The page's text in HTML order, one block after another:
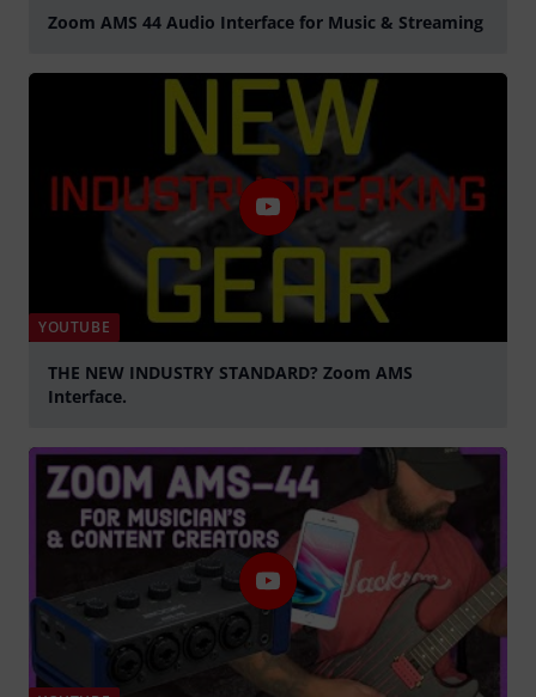
Zoom AMS 44 Audio Interface for Music & Streaming
YOUTUBE
THE NEW INDUSTRY STANDARD? Zoom AMS
Interface.